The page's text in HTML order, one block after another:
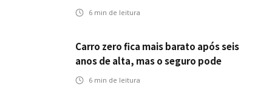
oportunidades para o seguro residencial
6 min de leitura
Carro zero fica mais barato após seis
anos de alta, mas o seguro pode
acompanhar essa queda?
6 min de leitura